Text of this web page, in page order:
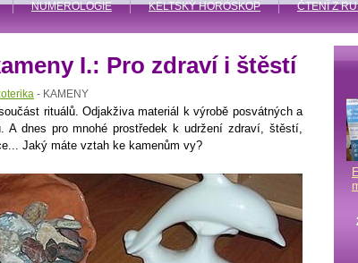
NUMEROLOGIE KELTSKÝ HOROSKOP ČTENÍ Z
I.: Pro zdraví i štěstí
- KAMENY
rituálů. Odjakživa materiál k výrobě posvátných a
A dnes pro mnohé prostředek k udržení zdraví, štěstí,
Jaký máte vztah ke kamenům vy?